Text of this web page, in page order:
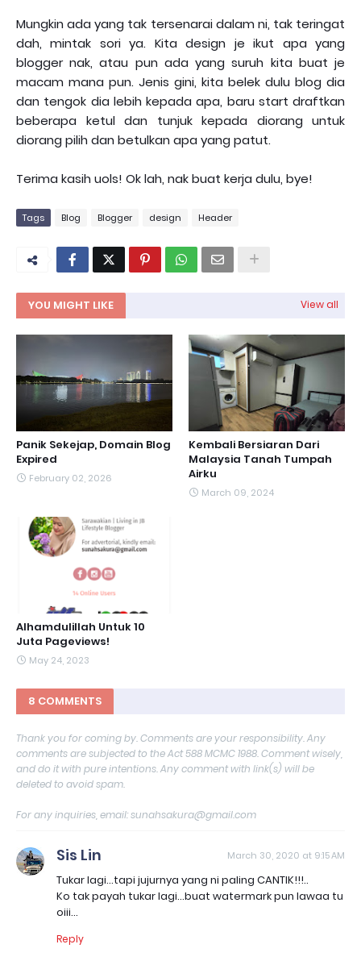
Mungkin ada yang tak tersenarai dalam ni, tak teringat
dah, mintak sori ya. Kita design je ikut apa yang
blogger nak, atau pun ada yang suruh kita buat je
macam mana pun. Jenis gini, kita belek dulu blog dia
dan tengok dia lebih kepada apa, baru start draftkan
beberapa ketul dan tunjuk kepada diorang untuk
diorang pilih dan betulkan apa yang patut.
Terima kasih uols! Ok lah, nak buat kerja dulu, bye!
Tags Blog Blogger design Header
YOU MIGHT LIKE View all
Panik Sekejap, Domain Blog
Expired
February 02, 2026
Kembali Bersiaran Dari
Malaysia Tanah Tumpah
Airku
March 09, 2024
Alhamdulillah Untuk 10
Juta Pageviews!
May 24, 2023
8 COMMENTS
Thank you for coming by. Comments are your responsibility. Any
comments are subjected to the Act 588 MCMC 1988. Comment wisely,
and do it with pure intentions. Any comment with link(s) will be
deleted to avoid spam.
For any inquiries, email: sunahsakura@gmail.com
Sis Lin March 30, 2020 at 9:15 AM
Tukar lagi...tapi jujurnya yang ni paling CANTIK!!!..
Ko tak payah tukar lagi...buat watermark pun lawaa tu
oiii...
Reply